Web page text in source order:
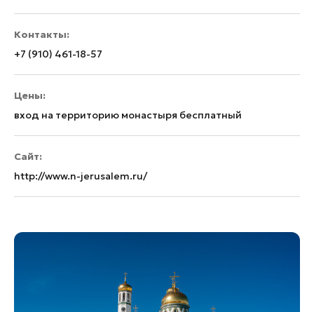
Контакты:
+7 (910) 461-18-57
Цены:
вход на территорию монастыря бесплатный
Сайт:
http://www.n-jerusalem.ru/